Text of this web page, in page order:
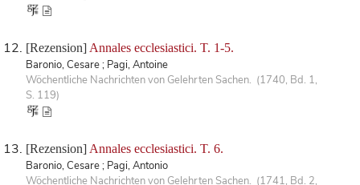
[Rezension] Annales ecclesiastici. T. 1-5.
Baronio, Cesare ; Pagi, Antoine
Wöchentliche Nachrichten von Gelehrten Sachen. (1740, Bd. 1,
S. 119)
[Rezension] Annales ecclesiastici. T. 6.
Baronio, Cesare ; Pagi, Antonio
Wöchentliche Nachrichten von Gelehrten Sachen. (1741, Bd. 2,